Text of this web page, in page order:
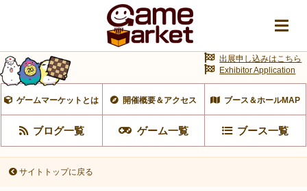
ゲームマーケットとは 開催概要＆アクセス ブース＆ホールMAP
ブログ一覧 ゲーム一覧 ブース一覧
出展申し込みはこちら
Exhibitor Application
サイトトップに戻る